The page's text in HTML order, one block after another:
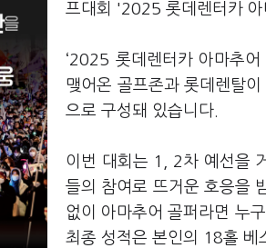
프대회 '2025 롯데렌터카
‘2025 롯데렌터카 아마추
맺어온 골프존과 롯데렌탈
으로 구성돼 있습니다.
이번 대회는 1, 2차 예선을
들의 참여로 뜨거운 호응을
없이 아마추어 골퍼라면 누
최종 성적은 본인의 18홀 베